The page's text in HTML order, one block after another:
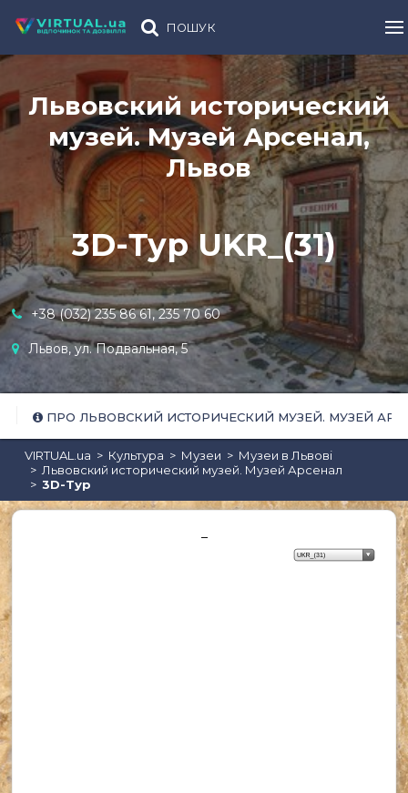
ПОШУК
Львовский исторический
музей. Музей Арсенал,
Львов
3D-Тур UKR_(31)
+38 (032) 235 86 61, 235 70 60
Львов, ул. Подвальная, 5
ПРО ЛЬВОВСКИЙ ИСТОРИЧЕСКИЙ МУЗЕЙ. МУЗЕЙ
VIRTUAL.ua Культура Музеи
Музеи в Львові
Львовский исторический музей. Музей Арсенал
3D-Тур